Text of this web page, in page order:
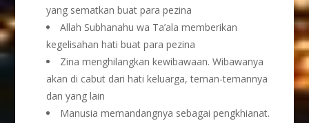
yang sematkan buat para pezina
Allah Subhanahu wa Ta’ala memberikan
kegelisahan hati buat para pezina
Zina menghilangkan kewibawaan. Wibawanya
akan di cabut dari hati keluarga, teman-temannya
dan yang lain
Manusia memandangnya sebagai pengkhianat.